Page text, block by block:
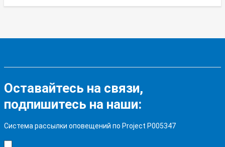
Оставайтесь на связи,
подпишитесь на наши:
Система рассылки оповещений по Project P005347